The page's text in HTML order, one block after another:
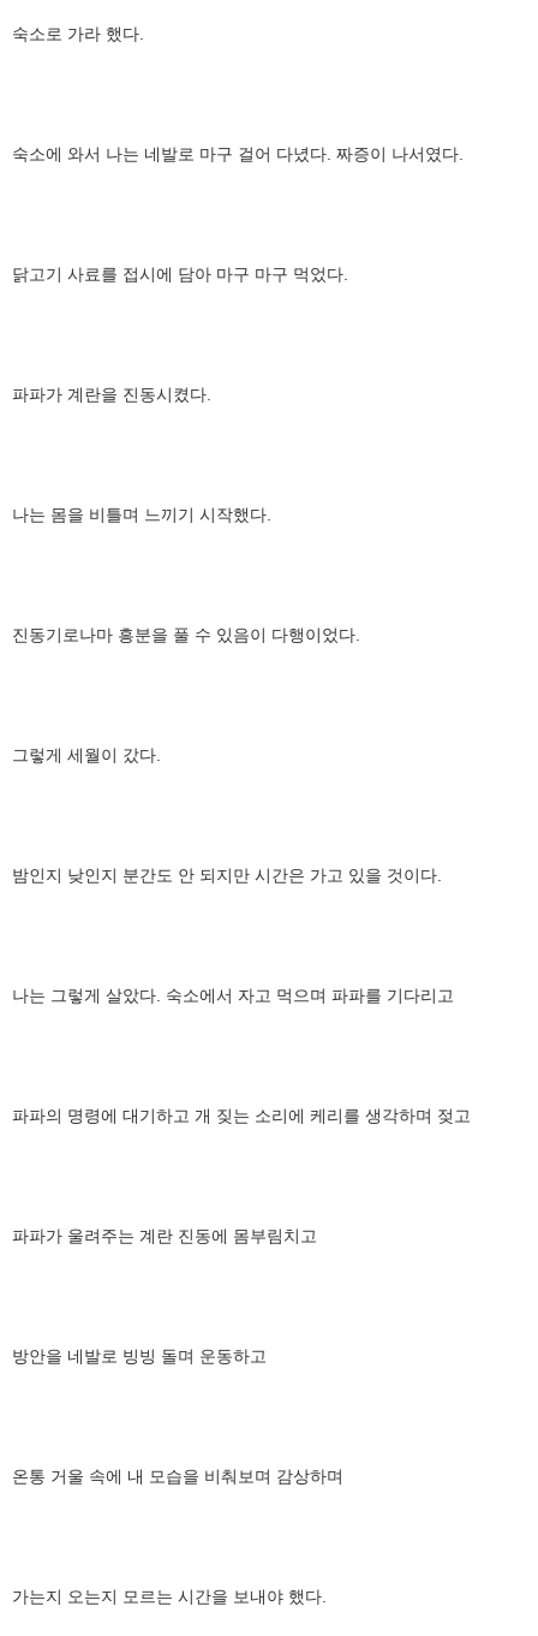
숙소로 가라 했다.
숙소에 와서 나는 네발로 마구 걸어 다녔다. 짜증이 나서였다.
닭고기 사료를 접시에 담아 마구 마구 먹었다.
파파가 계란을 진동시켰다.
나는 몸을 비틀며 느끼기 시작했다.
진동기로나마 흥분을 풀 수 있음이 다행이었다.
그렇게 세월이 갔다.
밤인지 낮인지 분간도 안 되지만 시간은 가고 있을 것이다.
나는 그렇게 살았다. 숙소에서 자고 먹으며 파파를 기다리고
파파의 명령에 대기하고 개 짖는 소리에 케리를 생각하며 젖고
파파가 울려주는 계란 진동에 몸부림치고
방안을 네발로 빙빙 돌며 운동하고
온통 거울 속에 내 모습을 비춰보며 감상하며
가는지 오는지 모르는 시간을 보내야 했다.